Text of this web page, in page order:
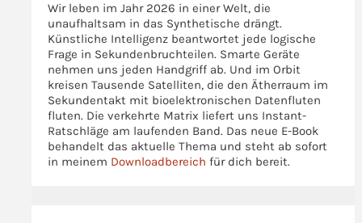
Wir leben im Jahr 2026 in einer Welt, die
unaufhaltsam in das Synthetische drängt.
Künstliche Intelligenz beantwortet jede logische
Frage in Sekundenbruchteilen. Smarte Geräte
nehmen uns jeden Handgriff ab. Und im Orbit
kreisen Tausende Satelliten, die den Ätherraum im
Sekundentakt mit bioelektronischen Datenfluten
fluten. Die verkehrte Matrix liefert uns Instant-
Ratschläge am laufenden Band. Das neue E-Book
behandelt das aktuelle Thema und steht ab sofort
in meinem Downloadbereich für dich bereit.